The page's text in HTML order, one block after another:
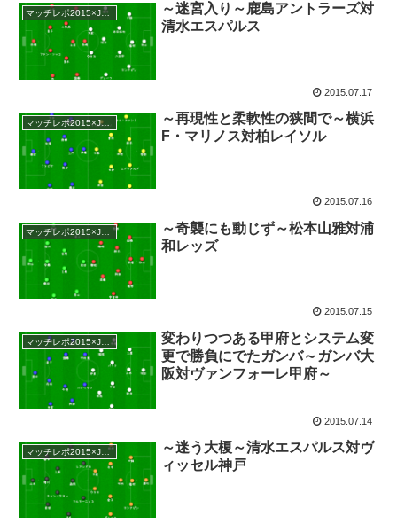
マッチレポ2015×Jリーグ
～迷宮入り～鹿島アントラーズ対
清水エスパルス
2015.07.17
マッチレポ2015×Jリーグ
～再現性と柔軟性の狭間で～横浜
F・マリノス対柏レイソル
2015.07.16
マッチレポ2015×Jリーグ
～奇襲にも動じず～松本山雅対浦
和レッズ
2015.07.15
マッチレポ2015×Jリーグ
変わりつつある甲府とシステム変
更で勝負にでたガンバ～ガンバ大
阪対ヴァンフォーレ甲府～
2015.07.14
マッチレポ2015×Jリーグ
～迷う大榎～清水エスパルス対ヴ
ィッセル神戸